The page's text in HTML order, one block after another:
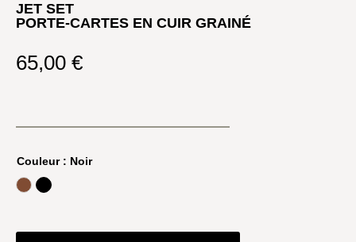
JET SET
PORTE-CARTES EN CUIR GRAINÉ
65,00 €
Couleur: Noir
Luggage
Noir